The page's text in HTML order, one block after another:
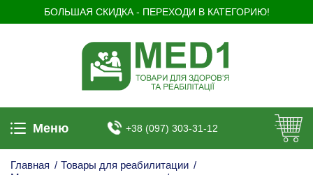
БОЛЬШАЯ СКИДКА - ПЕРЕХОДИ В КАТЕГОРИЮ!
Меню +38 (097) 303-31-12
Главная / Товары для реабилитации /